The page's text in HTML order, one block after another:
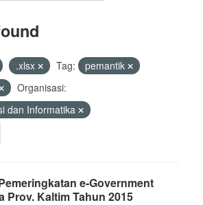
.xlsx Tag:
pemantik
Organisasi:
dan Informatika
e-Government
Prov. Kaltim Tahun 2015